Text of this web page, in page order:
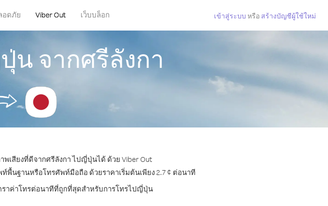
อดภัย Viber Out เว็บบล็อก เข้าสู่ระบบ หรือ สร้างบัญชีผู้ใช้ใหม่
น จากศรีลังกา
สียงที่ดีจากศรีลังกา ไปญี่ปุ่นได้ ด้วย Viber Out
นฐานหรือโทรศัพท์มือถือ ด้วยราคาเริ่มต้นเพียง 2.7 ¢ ต่อนาที
ราค่าโทรต่อนาทีที่ถูกที่สุดสำหรับการโทรไปญี่ปุ่น